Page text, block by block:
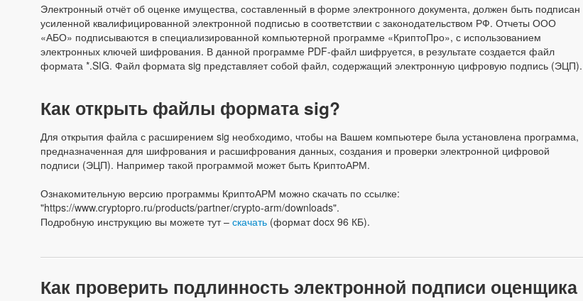
Электронный отчёт об оценке имущества, составленный в форме электронного документа, должен быть подписан
усиленной квалифицированной электронной подписью в соответствии с законодательством РФ. Отчеты ООО
«АБО» подписываются в специализированной компьютерной программе «КриптоПро», с использованием
электронных ключей шифрования. В данной программе PDF-файл шифруется, в результате создается файл
формата *.SIG. Файл формата sig представляет собой файл, содержащий электронную цифровую подпись (ЭЦП).
Как открыть файлы формата sig?
Для открытия файла с расширением sig необходимо, чтобы на Вашем компьютере была установлена программа,
предназначенная для шифрования и расшифрования данных, создания и проверки электронной цифровой
подписи (ЭЦП). Например такой программой может быть КриптоАРМ.
Ознакомительную версию программы КриптоАРМ можно скачать по ссылке:
"https://www.cryptopro.ru/products/partner/crypto-arm/downloads".
Подробную инструкцию вы можете тут – скачать (формат docx 96 КБ).
Как проверить подлинность электронной подписи оценщика